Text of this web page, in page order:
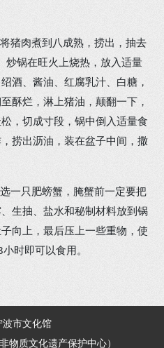
猪肉煮到八成熟，捞出，抽去
炒锅在旺火上烧热，放入适量
酒、酱油、红腐乳汁、白糖，
酥烂，淋上猪油，颠翻一下，
，切成寸段，锅中倒入适量食
捞出沥油，装在盆子中间，撒
一只肥螃蟹，腌蟹前一定要把
生抽、盐水和秘制材料放到锅
向上，最后压上一些重物，使
时即可以食用。
波市文化馆
物质文化遗产保护中心）